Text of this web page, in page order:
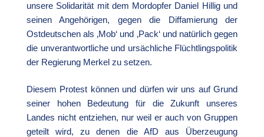
unsere Solidarität mit dem Mordopfer Daniel Hillig und
seinen Angehörigen, gegen die Diffamierung der
Ostdeutschen als ‚Mob‘ und ‚Pack‘ und natürlich gegen
die unverantwortliche und ursächliche Flüchtlingspolitik
der Regierung Merkel zu setzen.
Diesem Protest können und dürfen wir uns auf Grund
seiner hohen Bedeutung für die Zukunft unseres
Landes nicht entziehen, nur weil er auch von Gruppen
geteilt wird, zu denen die AfD aus Überzeugung